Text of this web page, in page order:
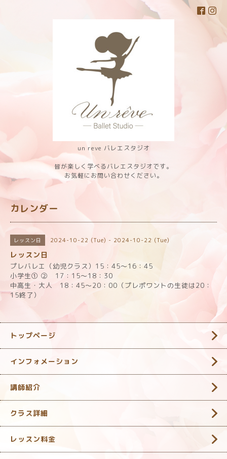
un reve バレエスタジオ
皆が楽しく学べるバレエスタジオです。
お気軽にお問い合わせください。
カレンダー
レッスン日 2024-10-22 (Tue) - 2024-10-22 (Tue)
レッスン日
プレバレエ（幼児クラス）15：45～16：45
小学生① ② 17：15～18：30
中高生・大人 18：45～20：00（プレポワントの生徒は20：
15終了）
トップページ
インフォメーション
講師紹介
クラス詳細
レッスン料金